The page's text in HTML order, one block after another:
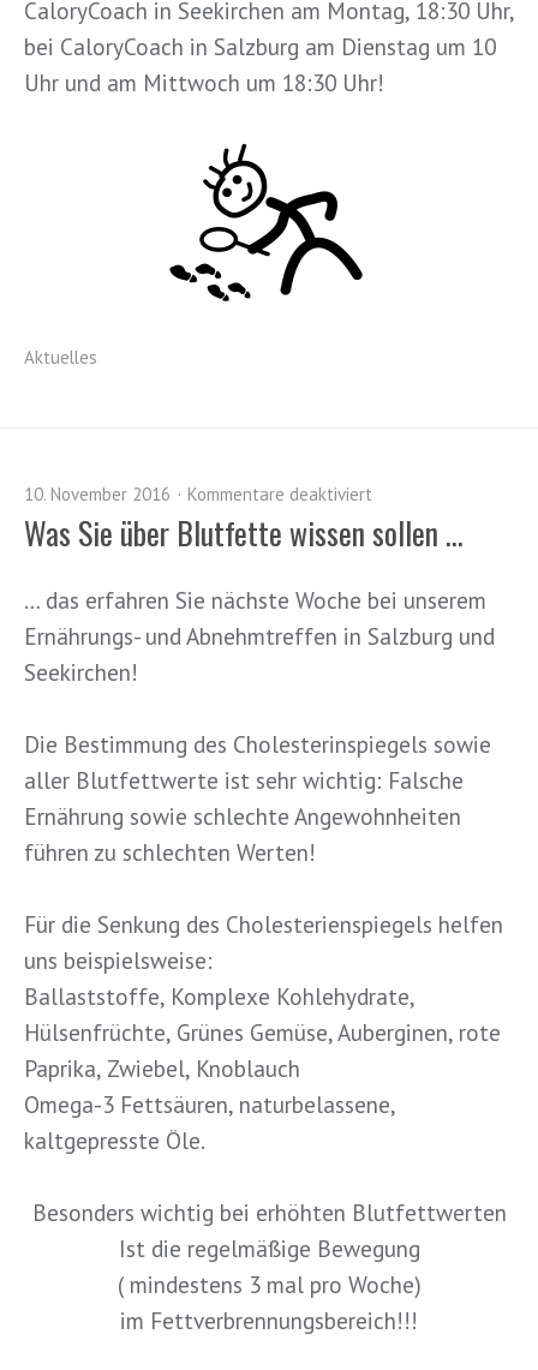
CaloryCoach in Seekirchen am Montag, 18:30 Uhr,
bei CaloryCoach in Salzburg am Dienstag um 10
Uhr und am Mittwoch um 18:30 Uhr!
Aktuelles
10. November 2016 Kommentare deaktiviert
Was Sie über Blutfette wissen sollen …
… das erfahren Sie nächste Woche bei unserem
Ernährungs- und Abnehmtreffen in Salzburg und
Seekirchen!
Die Bestimmung des Cholesterinspiegels sowie
aller Blutfettwerte ist sehr wichtig: Falsche
Ernährung sowie schlechte Angewohnheiten
führen zu schlechten Werten!
Für die Senkung des Cholesterienspiegels helfen
uns beispielsweise:
Ballaststoffe, Komplexe Kohlehydrate,
Hülsenfrüchte, Grünes Gemüse, Auberginen, rote
Paprika, Zwiebel, Knoblauch
Omega-3 Fettsäuren, naturbelassene,
kaltgepresste Öle.
Besonders wichtig bei erhöhten Blutfettwerten
Ist die regelmäßige Bewegung
( mindestens 3 mal pro Woche)
im Fettverbrennungsbereich!!!